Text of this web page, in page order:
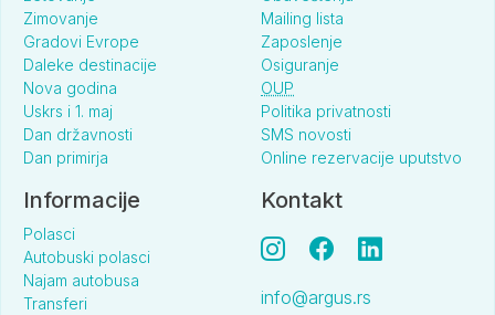
Zimovanje
Gradovi Evrope
Daleke destinacije
Nova godina
Uskrs i 1. maj
Dan državnosti
Dan primirja
Mailing lista
Zaposlenje
Osiguranje
OUP
Politika privatnosti
SMS novosti
Online rezervacije uputstvo
Informacije
Polasci
Autobuski polasci
Najam autobusa
Transferi
Kontakt
info@argus.rs